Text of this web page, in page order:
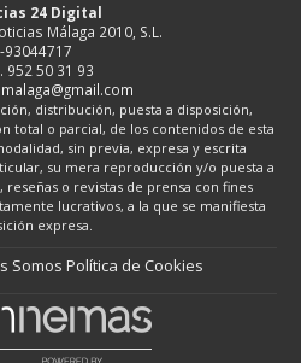
24 Digital
Málaga 2010, S.L.
93044717
952 50 31 93
distribución, puesta a disposición,
total o parcial, de los contenidos de esta
sin previa, expresa y escrita
su mera reproducción y/o puesta a
o revistas de prensa con fines
lucrativos, a la que se manifiesta
expresa.
Somos Política de Cookies